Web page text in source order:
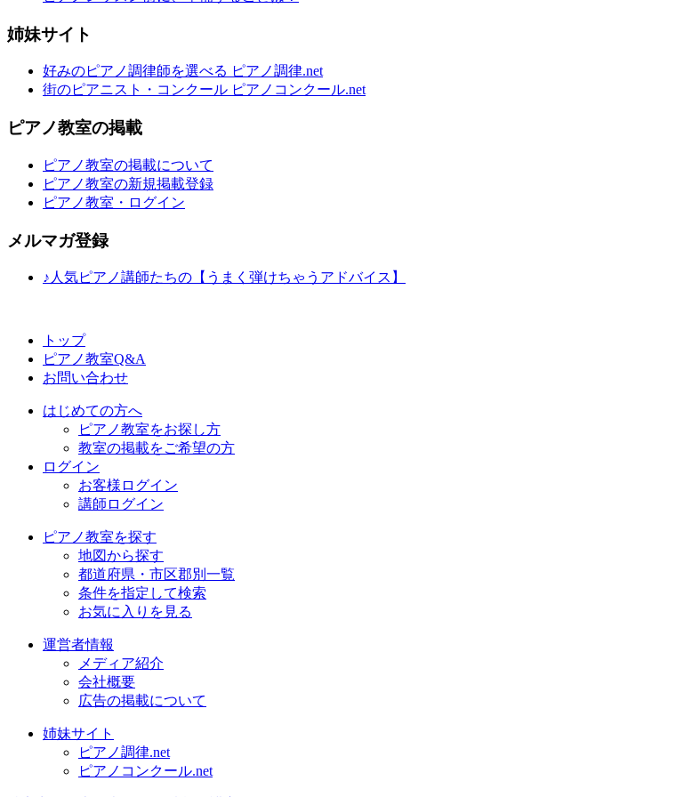
姉妹サイト
好みのピアノ調律師を選べる ピアノ調律.net
街のピアニスト・コンクール ピアノコンクール.net
ピアノ教室の掲載
ピアノ教室の掲載について
ピアノ教室の新規掲載登録
ピアノ教室・ログイン
メルマガ登録
♪人気ピアノ講師たちの【うまく弾けちゃうアドバイス】
トップ
ピアノ教室Q&A
お問い合わせ
はじめての方へ
ピアノ教室をお探し方
教室の掲載をご希望の方
ログイン
お客様ログイン
講師ログイン
ピアノ教室を探す
地図から探す
都道府県・市区郡別一覧
条件を指定して検索
お気に入りを見る
運営者情報
メディア紹介
会社概要
広告の掲載について
姉妹サイト
ピアノ調律.net
ピアノコンクール.net